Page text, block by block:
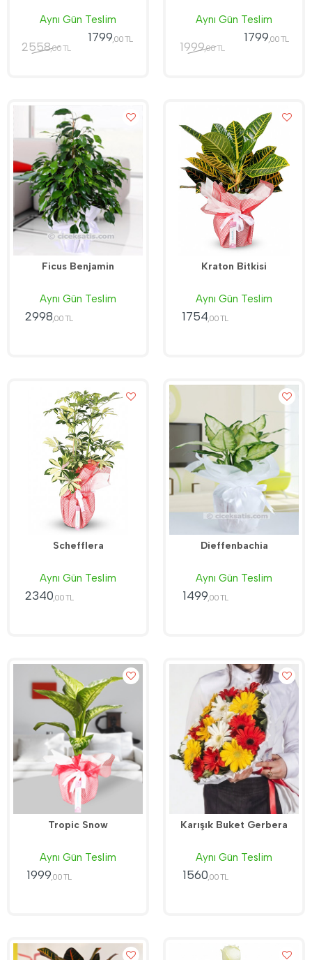
Aynı Gün Teslim
2558,00 TL
1799,00 TL
Aynı Gün Teslim
1999,00 TL
1799,00 TL
Ficus Benjamin
Aynı Gün Teslim
2998,00 TL
Kraton Bitkisi
Aynı Gün Teslim
1754,00 TL
Schefflera
Aynı Gün Teslim
2340,00 TL
Dieffenbachia
Aynı Gün Teslim
1499,00 TL
Tropic Snow
Aynı Gün Teslim
1999,00 TL
Karışık Buket Gerbera
Aynı Gün Teslim
1560,00 TL